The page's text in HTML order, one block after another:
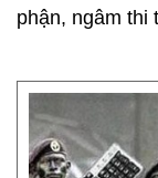
phận, ngâm